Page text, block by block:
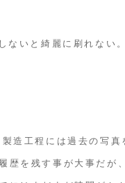
ないと綺麗に刷れない
造工程には過去の写真
歴を残す事が大事だが